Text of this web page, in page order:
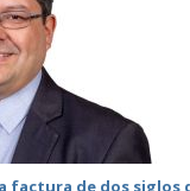
factura de dos siglos